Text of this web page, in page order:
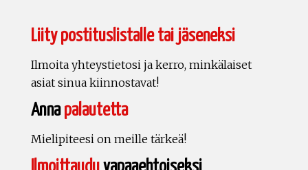
Liity postituslistalle tai jäseneksi
Ilmoita yhteystietosi ja kerro, minkälaiset
asiat sinua kiinnostavat!
Annapalautetta
Mielipiteesi on meille tärkeä!